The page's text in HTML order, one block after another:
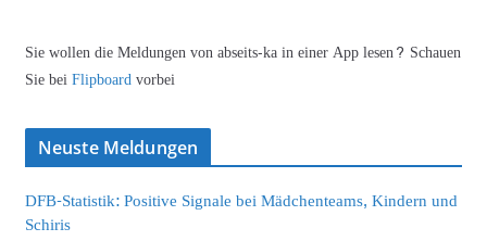
Sie wollen die Meldungen von abseits-ka in einer App lesen? Schauen
Sie beiFlipboardvorbei
Neuste Meldungen
DFB-Statistik: Positive Signale bei Mädchenteams, Kindern und
Schiris